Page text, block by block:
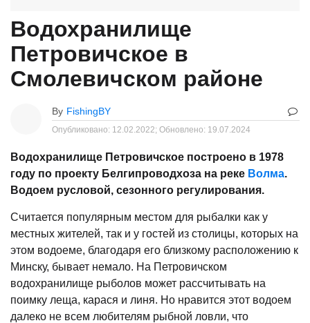
Водохранилище
Петровичское в
Смолевичском районе
By FishingBY
Опубликовано: 12.02.2022; Обновлено: 19.07.2024
Водохранилище Петровичское построено в 1978
году по проекту Белгипроводхоза на реке Волма.
Водоем русловой, сезонного регулирования.
Считается популярным местом для рыбалки как у
местных жителей, так и у гостей из столицы, которых на
этом водоеме, благодаря его близкому расположению к
Минску, бывает немало. На Петровичском
водохранилище рыболов может рассчитывать на
поимку леща, карася и линя. Но нравится этот водоем
далеко не всем любителям рыбной ловли, что